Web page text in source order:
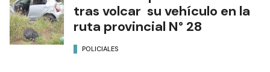
tras volcar su vehículo en la
ruta provincial N° 28
POLICIALES